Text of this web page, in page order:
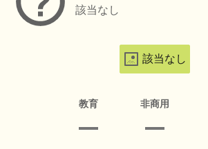
該当なし
該当なし
教育 非商用